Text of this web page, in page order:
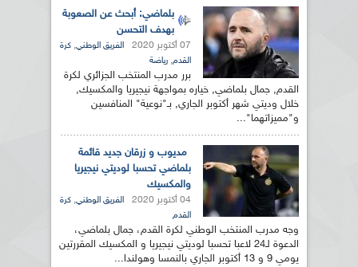
بلماضي: أبحث عن الصعوبة
بهدف التحسن
07 أكتوبر 2020 الفريق الوطني, كرة
القدم, رياضة
برر مدرب المنتخب الجزائري لكرة
القدم, جمال بلماضي, خياره بمواجهة نيجيريا والمكسيك,
خلال وديتي شهر أكتوبر الجاري, بـ"نوعية" المنافسين
و"مميزاتهما"...
مديوب و زرقان جديد قائمة
بلماضي تحسبا لوديتي نيجيريا
والمكسيك
04 أكتوبر 2020 الفريق الوطني, كرة
القدم
وجه مدرب المنتخب الوطني لكرة القدم، جمال بلماضي،
الدعوة لـ24 لاعبا تحسبا لوديتي نيجيريا و المكسيك المقررتين
يومي 9 و 13 أكتوبر الجاري بالنمسا وهولندا...